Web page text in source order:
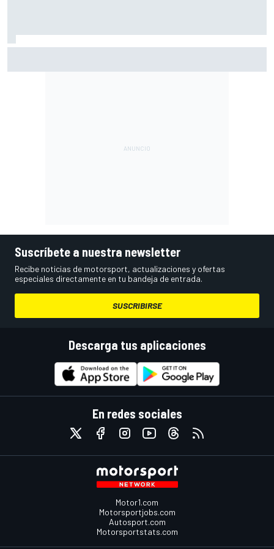
Suscríbete a nuestra newsletter
Recibe noticias de motorsport, actualizaciones y ofertas
especiales directamente en tu bandeja de entrada.
SUSCRIBIRSE
Descarga tus aplicaciones
En redes sociales
Motor1.com
Motorsportjobs.com
Autosport.com
Motorsportstats.com